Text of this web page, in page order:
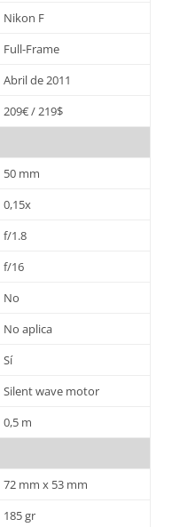
Nikon F
Full-Frame
Abril de 2011
209€ / 219$
50 mm
0,15x
f/1.8
f/16
No
No aplica
Sí
Silent wave motor
0,5 m
72 mm x 53 mm
185 gr